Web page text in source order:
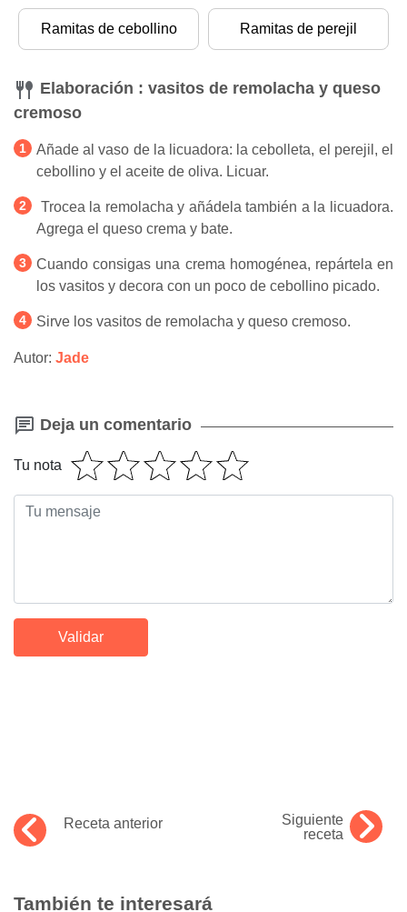
Ramitas de cebollino Ramitas de perejil
Elaboración : vasitos de remolacha y queso
cremoso
Añade al vaso de la licuadora: la cebolleta, el perejil, el
cebollino y el aceite de oliva. Licuar.
Trocea la remolacha y añádela también a la licuadora.
Agrega el queso crema y bate.
Cuando consigas una crema homogénea, repártela en
los vasitos y decora con un poco de cebollino picado.
Sirve los vasitos de remolacha y queso cremoso.
Autor: Jade
Deja un comentario
Tu nota
Receta anterior
Siguiente
receta
También te interesará